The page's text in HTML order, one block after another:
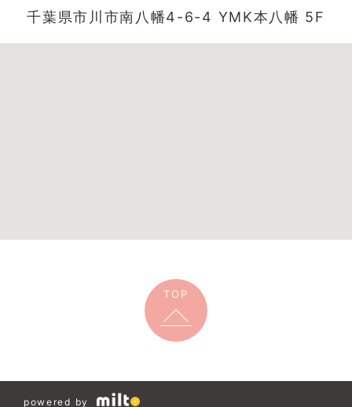
千葉県市川市南八幡4-6-4 YMK本八幡 5F
TOP
powered by